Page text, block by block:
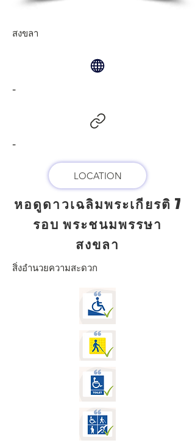
สงขลา
-
-
LOCATION
หอดูดาวเฉลิมพระเกียรติ 7
รอบ พระชนมพรรษา
สงขลา
สิ่งอำนวยความสะดวก